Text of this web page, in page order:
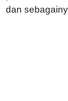
dan